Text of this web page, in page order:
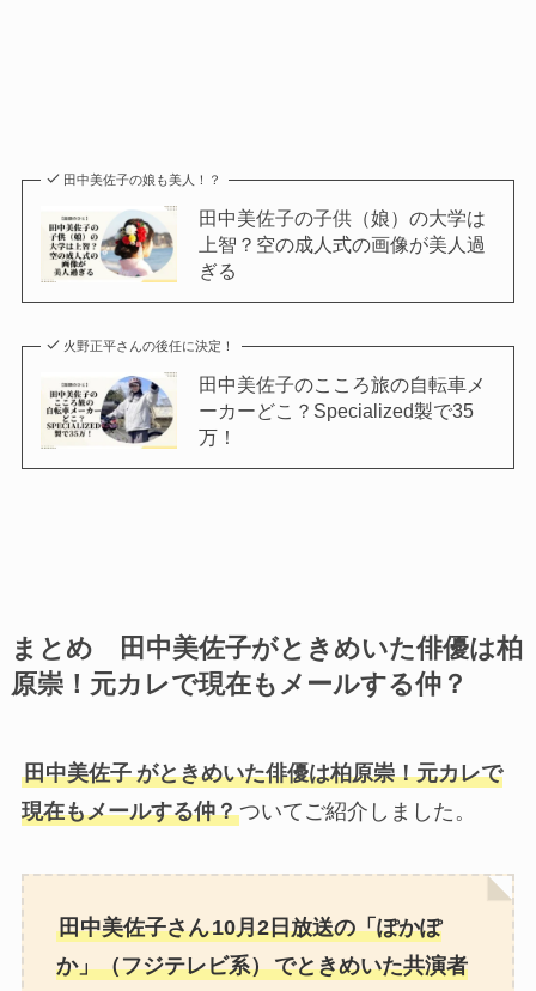
田中美佐子の娘も美人！？
田中美佐子の子供（娘）の大学は
上智？空の成人式の画像が美人過
ぎる
火野正平さんの後任に決定！
田中美佐子のこころ旅の自転車メ
ーカーどこ？Specialized製で35
万！
まとめ 田中美佐子がときめいた俳優は柏
原崇！元カレで現在もメールする仲？
田中美佐子 がときめいた俳優は柏原崇！元カレで
現在もメールする仲？ついてご紹介しました。
田中美佐子さん10月2日放送の「ぽかぽ
か」（フジテレビ系）でときめいた共演者